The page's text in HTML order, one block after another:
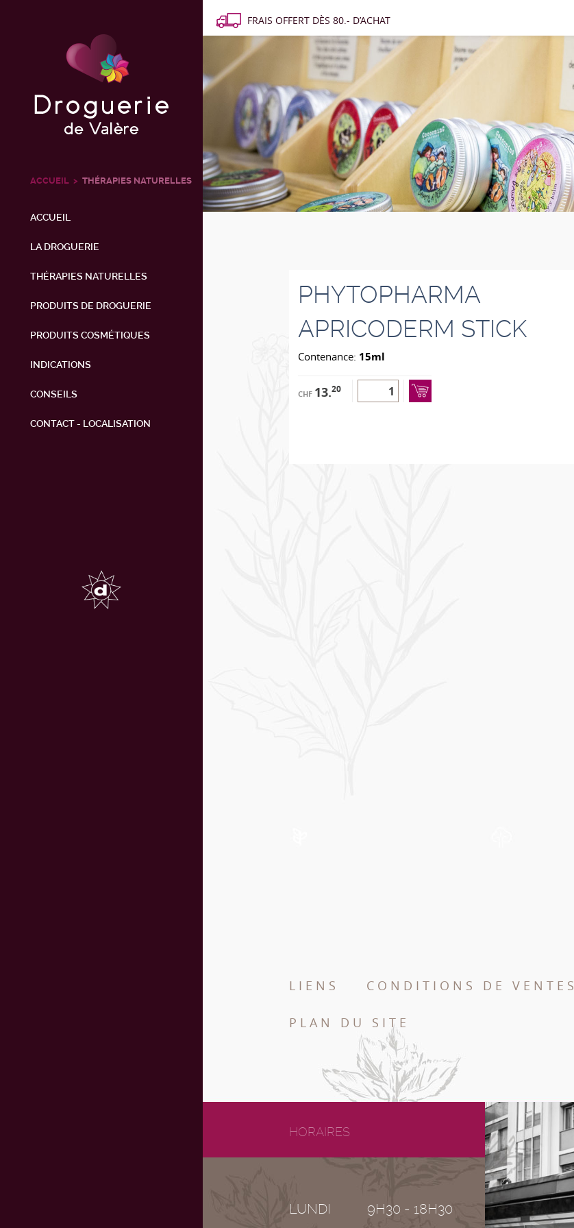
ACCUEIL THÉRAPIES NATURELLES
ACCUEIL
LA DROGUERIE
THÉRAPIES NATURELLES
PRODUITS DE DROGUERIE
PRODUITS COSMÉTIQUES
INDICATIONS
CONSEILS
CONTACT - LOCALISATION
FRAIS OFFERT DÈS 80.- D’ACHAT
PHYTOPHARMA
APRICODERM STICK
Contenance: 15ml
CHF 13.20
LIENS CONDITIONS DE VENTES
PLAN DU SITE
HORAIRES
LUNDI 9H30 - 18H30